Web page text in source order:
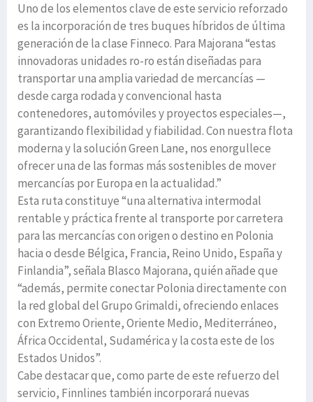
Uno de los elementos clave de este servicio reforzado
es la incorporación de tres buques híbridos de última
generación de la clase Finneco. Para Majorana “estas
innovadoras unidades ro-ro están diseñadas para
transportar una amplia variedad de mercancías —
desde carga rodada y convencional hasta
contenedores, automóviles y proyectos especiales—,
garantizando flexibilidad y fiabilidad. Con nuestra flota
moderna y la solución Green Lane, nos enorgullece
ofrecer una de las formas más sostenibles de mover
mercancías por Europa en la actualidad.”
Esta ruta constituye “una alternativa intermodal
rentable y práctica frente al transporte por carretera
para las mercancías con origen o destino en Polonia
hacia o desde Bélgica, Francia, Reino Unido, España y
Finlandia”, señala Blasco Majorana, quién añade que
“además, permite conectar Polonia directamente con
la red global del Grupo Grimaldi, ofreciendo enlaces
con Extremo Oriente, Oriente Medio, Mediterráneo,
África Occidental, Sudamérica y la costa este de los
Estados Unidos”.
Cabe destacar que, como parte de este refuerzo del
servicio, Finnlines también incorporará nuevas